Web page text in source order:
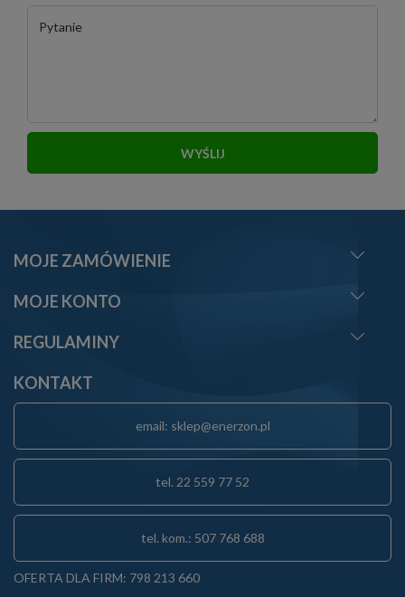
Pytanie
WYŚLIJ
MOJE ZAMÓWIENIE
MOJE KONTO
REGULAMINY
KONTAKT
email: sklep@enerzon.pl
tel. 22 559 77 52
tel. kom.: 507 768 688
OFERTA DLA FIRM: 798 213 660